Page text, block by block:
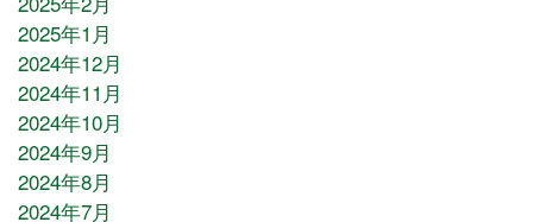
2025年1月
2024年12月
2024年11月
2024年10月
2024年9月
2024年8月
2024年7月